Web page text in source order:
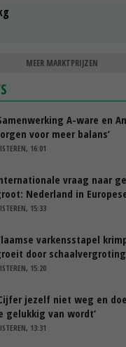
MEER MARKTPRIJZEN
A-ware en
voor meer balans’
16:01
vraag naar
Nederland in
15:33
varkensstapel
door schaalvergroting
15:20
jezelf niet weg en
gelukkig van wordt’
13:31